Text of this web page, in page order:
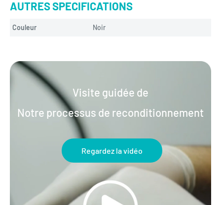
AUTRES SPECIFICATIONS
Couleur Noir
Visite guidée de
Notre processus de reconditionnement
Regardez la vidéo